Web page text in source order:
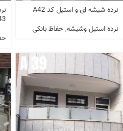
نرده شیشه ای و استیل کد A42
نرده استیل وشیشه,حفاظ بانکی